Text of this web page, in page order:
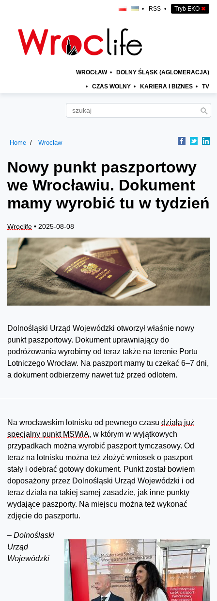
• RSS • Tryb EKO ✖
WROCŁAW • DOLNY ŚLĄSK (AGLOMERACJA)
• CZAS WOLNY • KARIERA I BIZNES • TV
Home Wrocław
Nowy punkt paszportowy
we Wrocławiu. Dokument
mamy wyrobić tu w tydzień
Wroclife • 2025-08-08
Dolnośląski Urząd Wojewódzki otworzył właśnie nowy
punkt paszportowy. Dokument uprawniający do
podróżowania wyrobimy od teraz także na terenie Portu
Lotniczego Wrocław. Na paszport mamy tu czekać 6–7 dni,
a dokument odbierzemy nawet tuż przed odlotem.
Na wrocławskim lotnisku od pewnego czasu działa już
specjalny punkt MSWiA, w którym w wyjątkowych
przypadkach można wyrobić paszport tymczasowy. Od
teraz na lotnisku można też złożyć wniosek o paszport
stały i odebrać gotowy dokument. Punkt został bowiem
doposażony przez Dolnośląski Urząd Wojewódzki i od
teraz działa na takiej samej zasadzie, jak inne punkty
wydające paszporty. Na miejscu można też wykonać
zdjęcie do paszportu.
– Dolnośląski
Urząd
Wojewódzki